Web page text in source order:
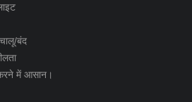
बंद
में आसान।